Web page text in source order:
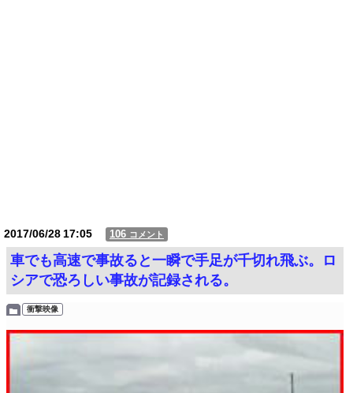
2017/06/2817:05 106 コメント
車でも高速で事故ると一瞬で手足が千切れ飛ぶ。ロ
シアで恐ろしい事故が記録される。
衝撃映像